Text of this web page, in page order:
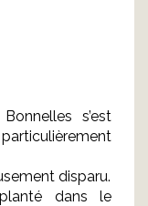
s’est
disparu.
dans le